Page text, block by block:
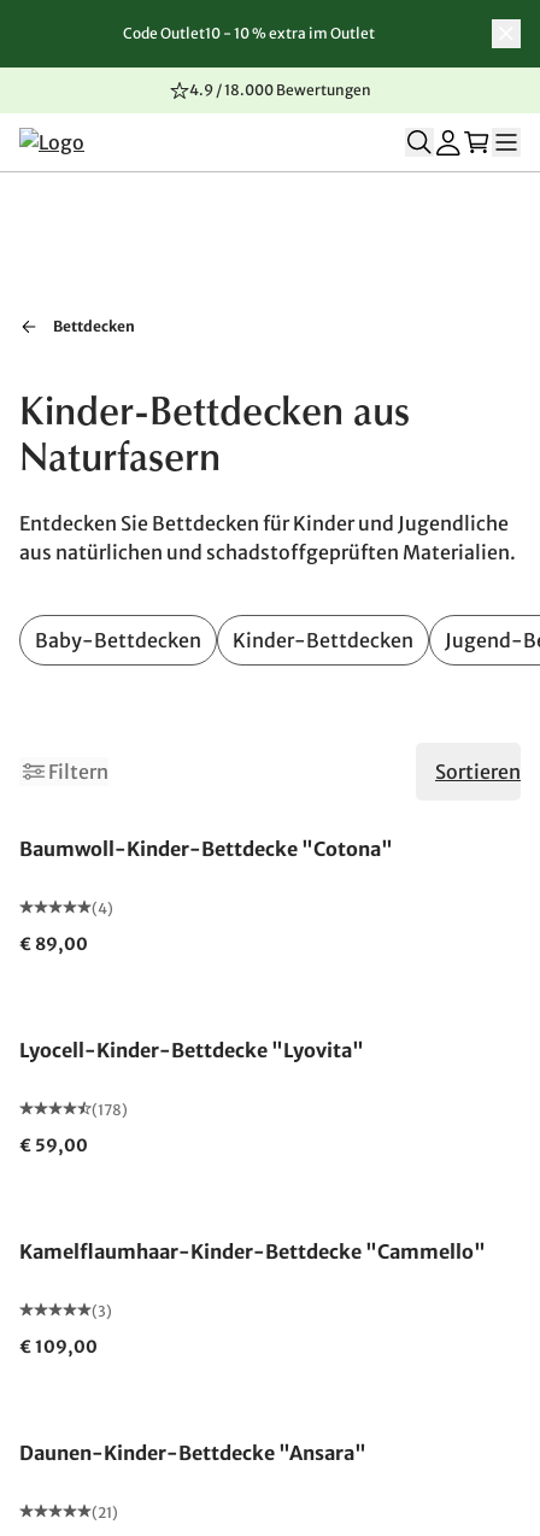
Zum Inhalt springen
Zur Navigation springen
Zum Seitenende springen
Code Outlet10 - 10 % extra im Outlet
4.9 / 18.000 Bewertungen
Bettdecken
Kinder-Bettdecken aus
Naturfasern
Entdecken Sie Bettdecken für Kinder und Jugendliche
aus natürlichen und schadstoffgeprüften Materialien.
Baby-Bettdecken Kinder-Bettdecken Jugend-
Filtern Sortieren
Baumwoll-Kinder-Bettdecke "Cotona"
(4)
€ 89,00
Lyocell-Kinder-Bettdecke "Lyovita"
(178)
€ 59,00
Kamelflaumhaar-Kinder-Bettdecke "Cammello"
(3)
€ 109,00
Daunen-Kinder-Bettdecke "Ansara"
(21)